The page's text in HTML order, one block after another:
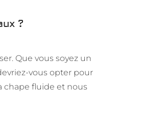
?
Que vous soyez un
vous opter pour
chape fluide et nous